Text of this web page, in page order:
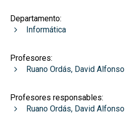
Departamento:
Informática
Profesores:
Ruano Ordás, David Alfonso
Profesores responsables:
Ruano Ordás, David Alfonso